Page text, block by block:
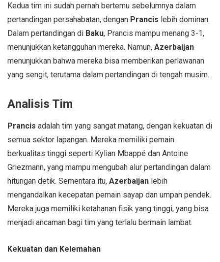
Kedua tim ini sudah pernah bertemu sebelumnya dalam
pertandingan persahabatan, dengan Prancis lebih dominan.
Dalam pertandingan di Baku, Prancis mampu menang 3-1,
menunjukkan ketangguhan mereka. Namun, Azerbaijan
menunjukkan bahwa mereka bisa memberikan perlawanan
yang sengit, terutama dalam pertandingan di tengah musim.
Analisis Tim
Prancis adalah tim yang sangat matang, dengan kekuatan di
semua sektor lapangan. Mereka memiliki pemain
berkualitas tinggi seperti Kylian Mbappé dan Antoine
Griezmann, yang mampu mengubah alur pertandingan dalam
hitungan detik. Sementara itu, Azerbaijan lebih
mengandalkan kecepatan pemain sayap dan umpan pendek.
Mereka juga memiliki ketahanan fisik yang tinggi, yang bisa
menjadi ancaman bagi tim yang terlalu bermain lambat.
Kekuatan dan Kelemahan